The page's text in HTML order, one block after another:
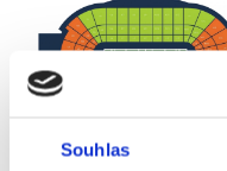
Souhlas